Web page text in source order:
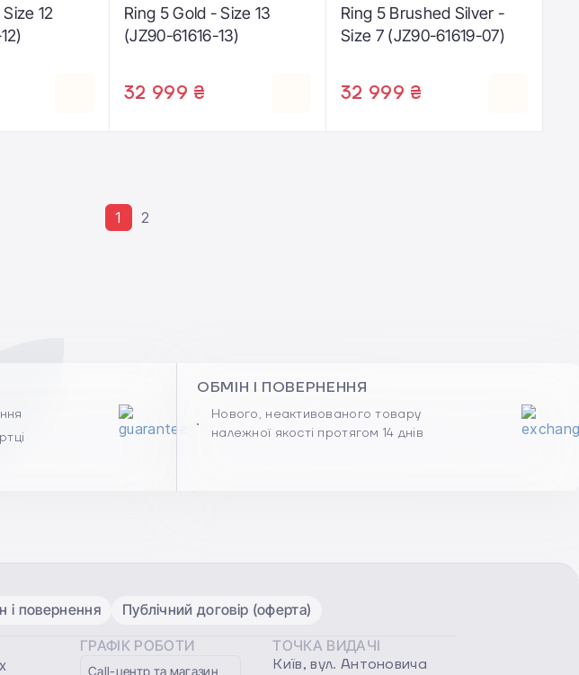
12
Ring 5 Gold - Size 13
(JZ90-61616-13)
32 999 ₴
Ring 5 Brushed Silver -
Size 7 (JZ90-61619-07)
32 999 ₴
1 2
ОБМІН І ПОВЕРНЕННЯ
Нового, неактивованого товару
належної якості протягом 14 днів
і повернення Публічний договір (оферта)
ГРАФІК РОБОТИ
Сall-центр та магазин
ТОЧКА ВИДАЧІ
Київ, вул. Антоновича